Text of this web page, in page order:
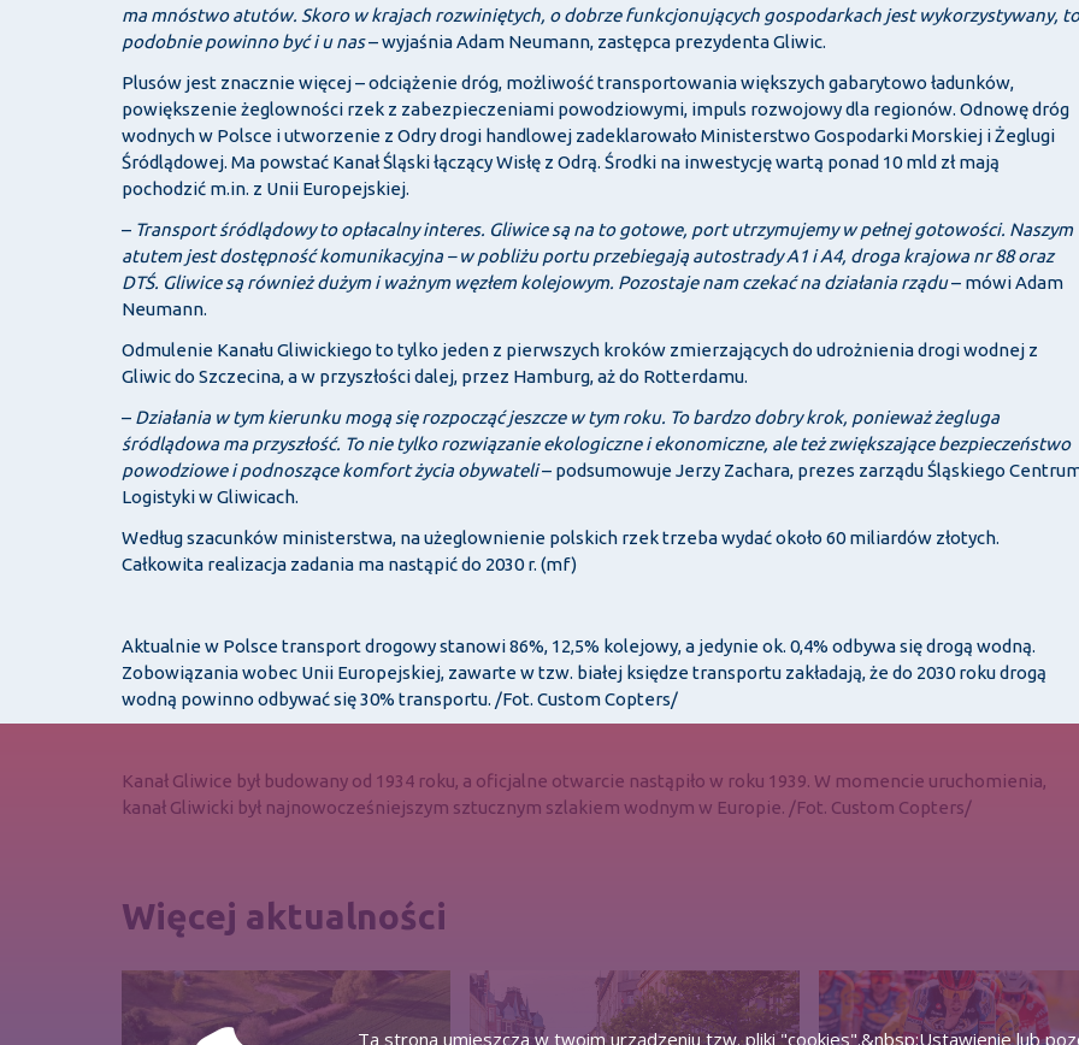
ma mnóstwo atutów. Skoro w krajach rozwiniętych, o dobrze funkcjonujących gospodarkach jest wykorzystywany, to
podobnie powinno być i u nas– wyjaśnia Adam Neumann, zastępca prezydenta Gliwic.
Plusów jest znacznie więcej – odciążenie dróg, możliwość transportowania większych gabarytowo ładunków,
powiększenie żeglowności rzek z zabezpieczeniami powodziowymi, impuls rozwojowy dla regionów. Odnowę dróg
wodnych w Polsce i utworzenie z Odry drogi handlowej zadeklarowało Ministerstwo Gospodarki Morskiej i Żeglugi
Śródlądowej. Ma powstać Kanał Śląski łączący Wisłę z Odrą. Środki na inwestycję wartą ponad 10 mld zł mają
pochodzić m.in. z Unii Europejskiej.
– Transport śródlądowy to opłacalny interes. Gliwice są na to gotowe, port utrzymujemy w pełnej gotowości. Naszym
atutem jest dostępność komunikacyjna – w pobliżu portu przebiegają autostrady A1 i A4, droga krajowa nr 88 oraz
DTŚ. Gliwice są również dużym i ważnym węzłem kolejowym. Pozostaje nam czekać na działania rządu– mówi Adam
Neumann.
Odmulenie Kanału Gliwickiego to tylko jeden z pierwszych kroków zmierzających do udrożnienia drogi wodnej z
Gliwic do Szczecina, a w przyszłości dalej, przez Hamburg, aż do Rotterdamu.
–Działania w tym kierunku mogą się rozpocząć jeszcze w tym roku. To bardzo dobry krok, ponieważ żegluga
śródlądowa ma przyszłość. To nie tylko rozwiązanie ekologiczne i ekonomiczne, ale też zwiększające bezpieczeństwo
powodziowe i podnoszące komfort życia obywateli– podsumowuje Jerzy Zachara, prezes zarządu Śląskiego
Logistyki w Gliwicach.
Według szacunków ministerstwa, na użeglownienie polskich rzek trzeba wydać około 60 miliardów złotych.
Całkowita realizacja zadania ma nastąpić do 2030 r. (mf)
Aktualnie w Polsce transport drogowy stanowi 86%, 12,5% kolejowy, a jedynie ok. 0,4% odbywa się drogą wodną.
Zobowiązania wobec Unii Europejskiej, zawarte w tzw. białej księdze transportu zakładają, że do 2030 roku drogą
wodną powinno odbywać się 30% transportu. /Fot. Custom Copters/
Kanał Gliwice był budowany od 1934 roku, a oficjalne otwarcie nastąpiło w roku 1939. W momencie uruchomienia,
kanał Gliwicki był najnowocześniejszym sztucznym szlakiem wodnym w Europie. /Fot. Custom Copters/
Więcej aktualności
Ta strona umieszcza w twoim urządzeniu tzw. pliki "cookies".&nbsp;Ustawienie lub